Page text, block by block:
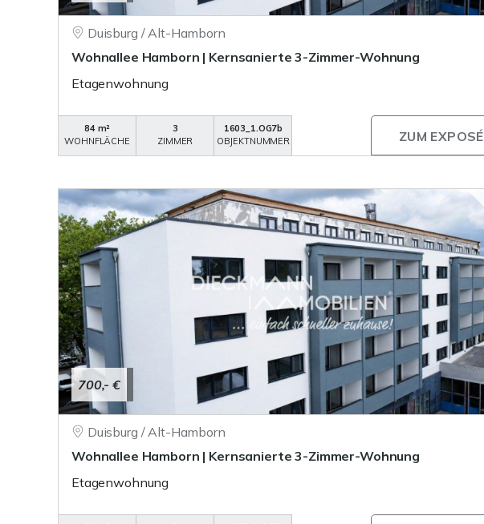
Duisburg / Alt-Hamborn
Wohnallee Hamborn | Kernsanierte 3-Zimmer-Wohnung
Etagenwohnung
84 m²
WOHNFLÄCHE
3
ZIMMER
1603_1.OG7b
OBJEKTNUMMER
ZUM EXPOSÉ
700,- €
Duisburg / Alt-Hamborn
Wohnallee Hamborn | Kernsanierte 3-Zimmer-Wohnung
Etagenwohnung